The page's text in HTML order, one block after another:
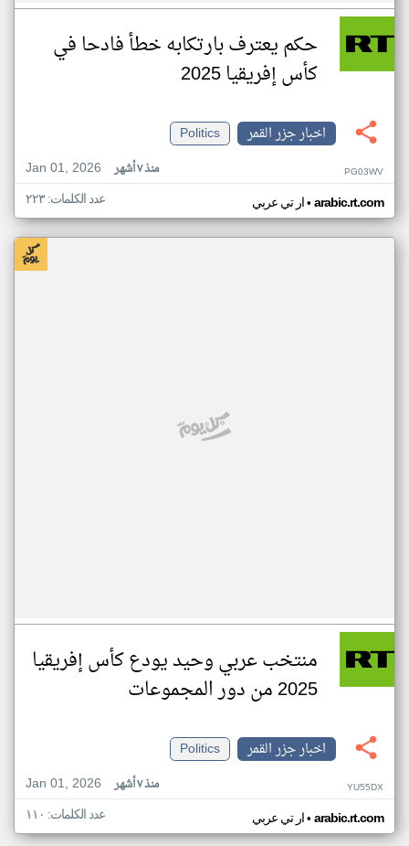
حكم يعترف بارتكابه خطأ فادحا في
كأس إفريقيا 2025
اخبار جزر القمر
Politics
Jan 01, 2026
منذ ٧ أشهر PG03WV
ار تي عربي• arabic.rt.com عدد الكلمات: ٢٢٣
منتخب عربي وحيد يودع كأس إفريقيا
2025 من دور المجموعات
اخبار جزر القمر
Politics
Jan 01, 2026
منذ ٧ أشهر YU55DX
ار تي عربي• arabic.rt.com عدد الكلمات: ١١٠